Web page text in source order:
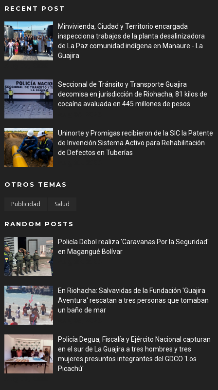
RECENT POST
Minvivienda, Ciudad y Territorio encargada
inspecciona trabajos de la planta desalinizadora
de La Paz comunidad indígena en Manaure - La
Guajira
Seccional de Tránsito y Transporte Guajira
decomisa en jurisdicción de Riohacha, 81 kilos de
cocaína avaluada en 445 millones de pesos
Uninorte y Promigas recibieron de la SIC la Patente
de Invención Sistema Activo para Rehabilitación
de Defectos en Tuberías
OTROS TEMAS
Publicidad Salud
RANDOM POSTS
Policía Debol realiza 'Caravanas Por la Seguridad'
en Magangué Bolívar
En Riohacha: Salvavidas de la Fundación 'Guajira
Aventura' rescatan a tres personas que tomaban
un baño de mar
Policía Degua, Fiscalía y Ejército Nacional capturan
en el sur de La Guajira a tres hombres y tres
mujeres presuntos integrantes del GDCO 'Los
Picachú'